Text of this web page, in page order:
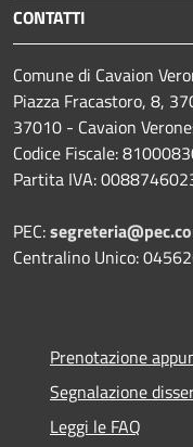
CONTATTI
Comune di Cavaion
Piazza Fracastoro, 8,
37010 - Cavaion
Codice Fiscale:
Partita IVA:
PEC:
Centralino Unico:
Prenotazione
Segnalazione
Leggi le FAQ